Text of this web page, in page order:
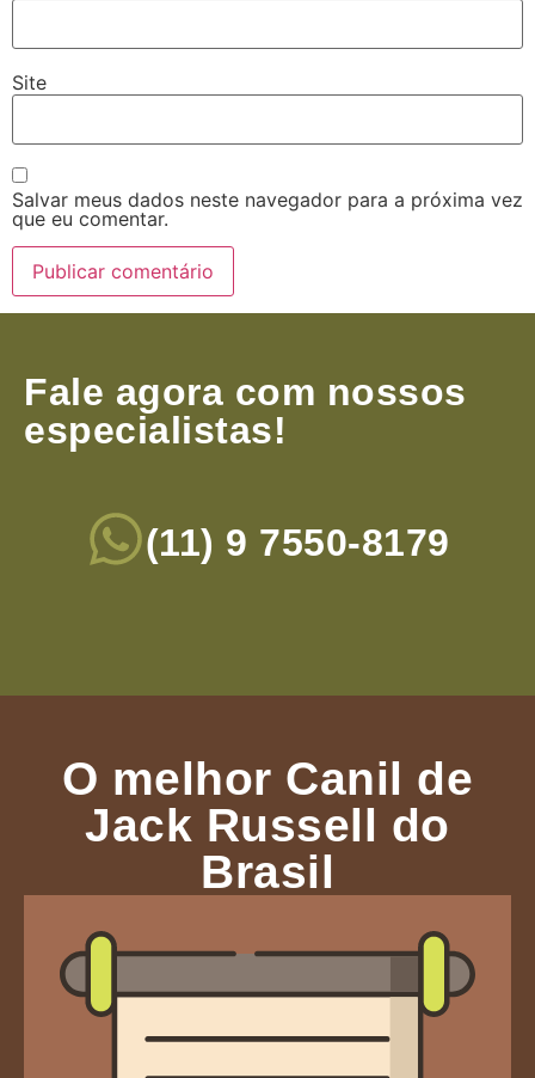
Site
Salvar meus dados neste navegador para a próxima vez
que eu comentar.
Fale agora com nossos
especialistas!
(11) 9 7550-8179
O melhor Canil de
Jack Russell do
Brasil